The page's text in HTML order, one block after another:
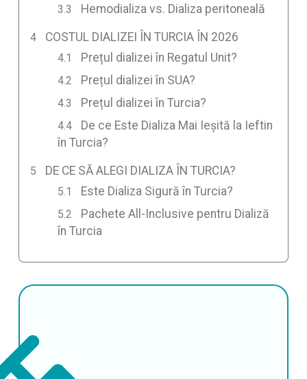
Hemodializa vs. Dializa peritoneală
COSTUL DIALIZEI ÎN TURCIA ÎN 2026
Prețul dializei în Regatul Unit?
Prețul dializei în SUA?
Prețul dializei în Turcia?
De ce Este Dializa Mai Ieșită la Ieftin
în Turcia?
DE CE SĂ ALEGI DIALIZA ÎN TURCIA?
Este Dializa Sigură în Turcia?
Pachete All-Inclusive pentru Dializă
în Turcia